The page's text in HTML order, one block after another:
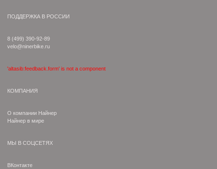
ПОДДЕРЖКА В РОССИИ
8 (499) 390-92-89
velo@ninerbike.ru
'altasib:feedback.form' is not a component
КОМПАНИЯ
О компании Найнер
Найнер в мире
МЫ В СОЦСЕТЯХ
ВКонтакте